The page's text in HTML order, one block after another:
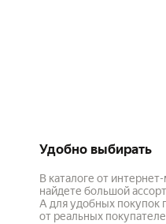
Удобно выбирать
В каталоге от
найдете большой
А для удобных
от реальных